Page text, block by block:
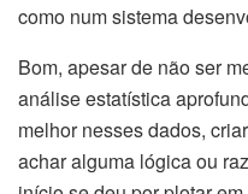
como num sistema
Bom, apesar de não ser
análise estatística
melhor nesses dados,
achar alguma lógica ou